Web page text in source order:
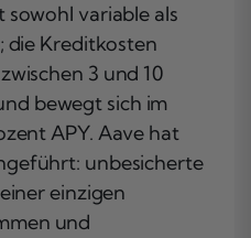
variable als
die Kreditkosten
3 und 10
bewegt sich im
APY. Aave hat
unbesicherte
einzigen
und